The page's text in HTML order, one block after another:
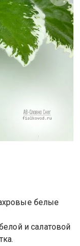
белые
и салатовой